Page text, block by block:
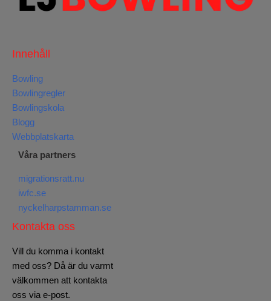
Innehåll
Bowling
Bowlingregler
Bowlingskola
Blogg
Webbplatskarta
Våra partners
migrationsratt.nu
iwfc.se
nyckelharpstamman.se
Kontakta oss
Vill du komma i kontakt
med oss? Då är du varmt
välkommen att kontakta
oss via e-post.